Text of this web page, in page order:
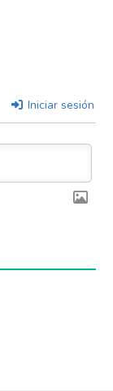
Iniciar sesión